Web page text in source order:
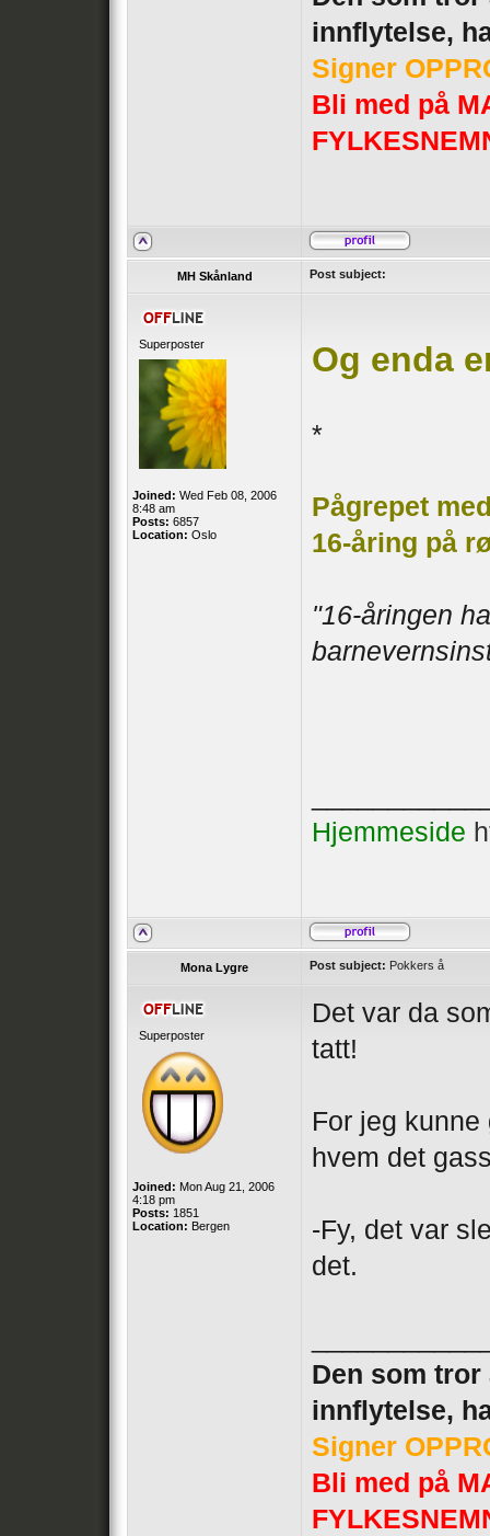
innflytelse,
Signer
Bli med på
MH Skånland Post subject:
Superposter
Joined: Wed Feb 08, 2006
8:48 am
Posts: 6857
Location: Oslo
Og enda
*
Pågrepet
16-åring på
"16-åringen
Hjemmeside
Mona Lygre Post subject: Pokkers å
Superposter
Joined: Mon Aug 21, 2006
4:18 pm
Posts: 1851
Location: Bergen
Det var da
tatt!
For jeg
hvem det
-Fy, det var
det.
Den som
innflytelse,
Signer
Bli med på